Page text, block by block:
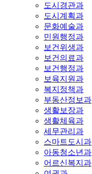
도시경관과
도시계획과
문화예술과
민원행정과
보건위생과
보건의료과
보건행정과
보육지원과
복지정책과
부동산정보과
생활보장과
생활체육과
세무관리과
스마트도시과
아동청소년과
어르신복지과